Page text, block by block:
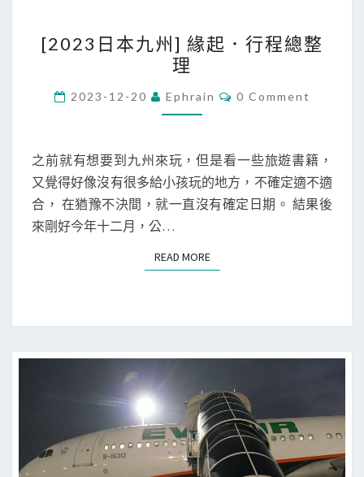
2
0
2
3
本
九
州
起
總
理
[2023日本九州] 緣起．行程總整
理
2023-12-20 Ephrain
C
N
T
S
0 Comment
之前就有想要到九州來玩，但是看一些旅遊書籍，
又覺得好像沒有很多給小孩玩的地方，不確定適不適
合， 在猶豫不決間，就一直沒有確定日期。 結果後
來剛好今年十二月，公…
READ MOREREAD MORE